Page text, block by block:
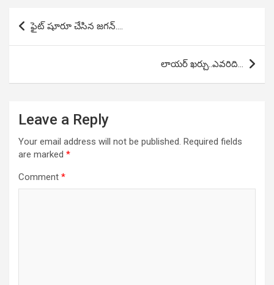
Post
navigation
ఫైట్ షూరూ చేసిన జగన్….
లాయర్ ఖర్చు..ఎవరిది…
Leave a Reply
Your email address will not be published. Required fields
are marked *
Comment *